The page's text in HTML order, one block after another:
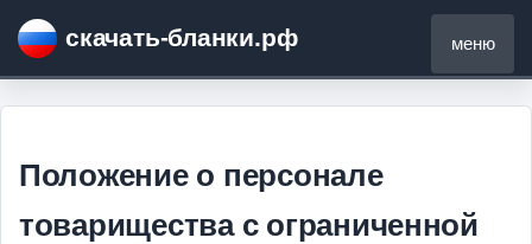
скачать-бланки.рф
Положение о персонале
товарищества с ограниченной
меню